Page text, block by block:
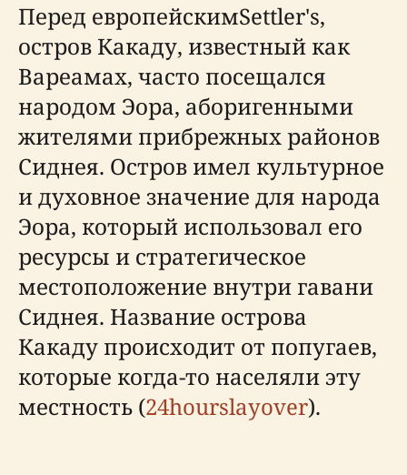
Перед европейскимSettler's,
остров Какаду, известный как
Вареамах, часто посещался
народом Эора, аборигенными
жителями прибрежных районов
Сиднея. Остров имел культурное
и духовное значение для народа
Эора, который использовал его
ресурсы и стратегическое
местоположение внутри гавани
Сиднея. Название острова
Какаду происходит от попугаев,
которые когда-то населяли эту
местность (24hourslayover).